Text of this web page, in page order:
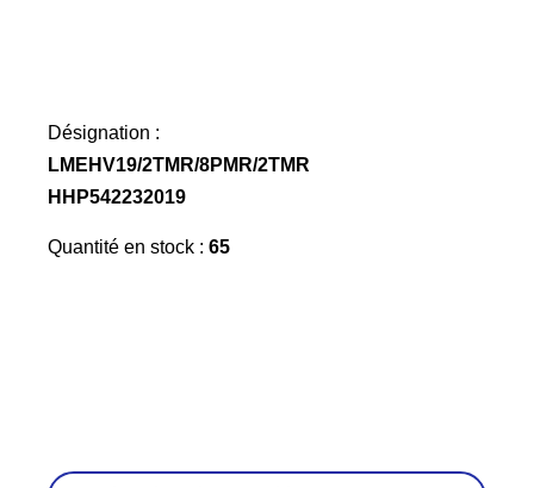
Désignation :
LMEHV19/2TMR/8PMR/2TMR
HHP542232019
Quantité en stock : 65